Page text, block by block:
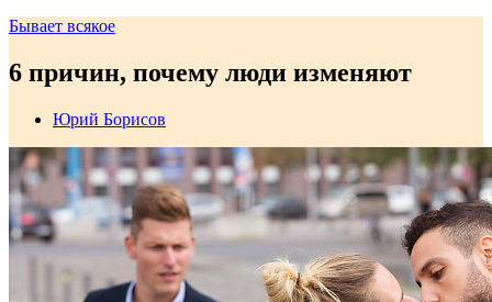
Бывает всякое
6 причин, почему люди изменяют
Юрий Борисов